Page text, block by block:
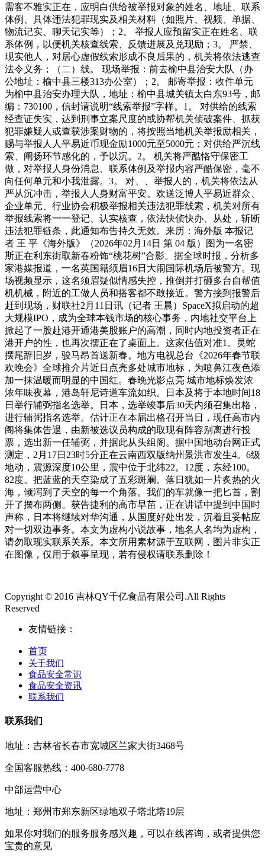
需客不雅实正在，应明白供给被举报对象的姓名、地址、联系
体例、具体违法犯罪现实及相关材料（如照片、视频、单据、
物流记实、聊天记实等）；2。 举报人应预留实正在姓名、联
系体例，以便机关核查线索、反馈进展及兑现励；3。 严禁、
现实他人，对居心虚假线索形成不良后果的，机关将依法逃查
法令义务；（二）线。 现场举报：前去榆中县治安大队（办
公地址：榆中县三楼313办公室）；2。 邮寄举报：收件单元
为榆中县治安办理大队，地址：榆中县城关镇太白东93号，邮
编：730100，信封请说明“线索举报”字样。1。 对供给的线索
经查证失实，达到刑事立案尺度的或协帮机关侦破案件、抓获
犯罪嫌疑人或查获涉案财物的，将按照当地机关举报励相关，
赐与举报人人平易近币现金励1000元至5000元；对供给严沉线
索、阐扬环节感化的，予以沉。2。 机关将严酷恪守保密工
做，对举报人身份消息、联系体例及举报内容严酷保密，毫不
向任何单元和小我泄露。3。 对、、举报人的，机关将依法从
严从沉冲击，举报人人身财富平安。欢送泛博人平易近群众、
企业单元、行业协会积极举报相关违法犯罪线索，机关对所有
举报线索将一一登记、认实核查，依法快侦快办、从处，斩断
违法犯罪链条，此通知布告持久无效。来历：海外版 本报记
者 王 平《海外版》（2026年02月14日 第 04 版）图为一名密
斯正在利东街取新春粉饰“桃花树”合影。据全球时报，分析多
家港媒报道，一名英国籍须眉16日大闹国际机场后被警方。现
场视频显示，这名须眉疑似情感失控，推倒并打砸多台自帮值
机机械，附近的工做人员和搭客都不敢接近。警方接到报警后
赶到现场，财联社2月11日讯（记者 王晨）SpaceX拟启动的超
大规模IPO，成为全球本钱市场的核心事务，内地社交平台上
掀起了一股赴港开通港美股账户的高潮，同时内地投资者正在
港开户的性，也再次摆正在了桌面上。这家估值对准1。灵蛇
摆尾辞旧岁，骏马昂首送新春。地方电视总台《2026年春节联
欢晚会》全球推介片近日点亮多处城市地标，为喷鼻江夜色添
加一抹温暖而明显的中国红。春晚光影点亮 城市地标焕发浓
浓年味夜幕，港岛轩尼诗道车流如织。日本及将于本地时间18
日举行辅弼指名选举。日本，选举竣事后30天内须召集出格，
进行辅弼指名选举。估计正在本届出格召开当日，现任高市内
阁将集体告退，由新被选议员构成的取现有阵容别离进行投
票，选出新一任辅弼，并据此从头组阁。据中国地动台网正式
测定，2月17日23时5分正在云南西双版纳州景洪市发生4。6级
地动，震源深度10公里，震中位于北纬22。12度，东经100。
82度。把蓝蓝的天空染成了五彩斑斓。落日犹如一片炙热的火
海，倾泻到了天空的每一个角落。我们的车就像一把匕首，割
开了摆布两侧。获告捷利的高市早苗，正在讲话中提到中国时
声称，日本将继续对华沟通，从国度好处出发，沉着且妥帖应
对一切双边事务。本文为虚构小说故事，地名人名均为虚构，
请勿取现实联系关系。本文所用素材源于互联网，图片非实正
在图像，仅用于叙事呈现，若有侵权请联系删除！
Copyright © 2016 吉林QY千亿食品有限公司.All Rights
Reserved
友情链接：
首页
关于我们
食品安全常识
食品安全资讯
联系我们
联系我们
地址：吉林省长春市宽城区兰家大街3468号
全国客服热线：400-680-7778
中部运营中心
地址：郑州市郑东新区绿地双子塔北塔19层
如果你对我们的服务服务感兴趣，可以在线咨询，或者提供您
宝贵的意见